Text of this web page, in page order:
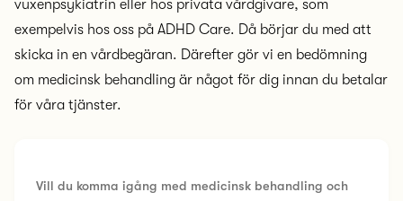
vuxenpsykiatrin eller hos privata vårdgivare, som
exempelvis hos oss på ADHD Care. Då börjar du med att
skicka in en vårdbegäran. Därefter gör vi en bedömning
om medicinsk behandling är något för dig innan du betalar
för våra tjänster.
Vill du komma igång med medicinsk behandling och